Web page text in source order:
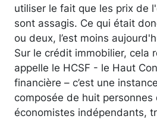
utiliser le fait que les prix de
sont assagis. Ce qui était
ou deux, l’est moins
Sur le crédit immobilier, cela
appelle le HCSF - le Haut
financière – c’est une
composée de huit
économistes indépendants,